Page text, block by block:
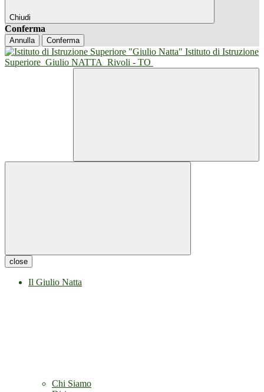
Chiudi
Conferma
Annulla Conferma
Istituto di Istruzione
Superiore Giulio NATTA Rivoli - TO
close
Il Giulio Natta
Chi Siamo